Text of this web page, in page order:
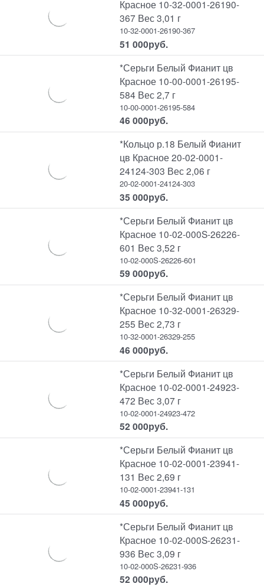
Красное 10-32-0001-26190-
367 Вес 3,01 г
10-32-0001-26190-367
51 000руб.
*Серьги Белый Фианит цв
Красное 10-00-0001-26195-
584 Вес 2,7 г
10-00-0001-26195-584
46 000руб.
*Кольцо р.18 Белый Фианит
цв Красное 20-02-0001-
24124-303 Вес 2,06 г
20-02-0001-24124-303
35 000руб.
*Серьги Белый Фианит цв
Красное 10-02-000S-26226-
601 Вес 3,52 г
10-02-000S-26226-601
59 000руб.
*Серьги Белый Фианит цв
Красное 10-32-0001-26329-
255 Вес 2,73 г
10-32-0001-26329-255
46 000руб.
*Серьги Белый Фианит цв
Красное 10-02-0001-24923-
472 Вес 3,07 г
10-02-0001-24923-472
52 000руб.
*Серьги Белый Фианит цв
Красное 10-02-0001-23941-
131 Вес 2,69 г
10-02-0001-23941-131
45 000руб.
*Серьги Белый Фианит цв
Красное 10-02-000S-26231-
936 Вес 3,09 г
10-02-000S-26231-936
52 000руб.